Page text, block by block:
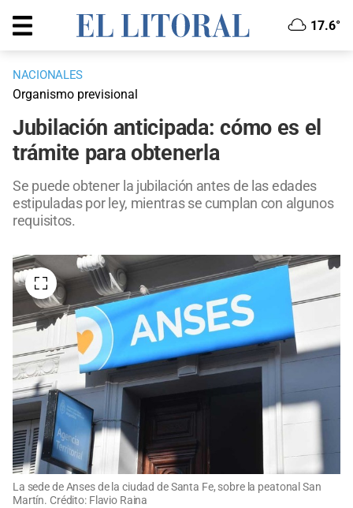
17.6°
NACIONALES
Organismo previsional
Jubilación anticipada: cómo es el
trámite para obtenerla
Se puede obtener la jubilación antes de las edades
estipuladas por ley, mientras se cumplan con algunos
requisitos.
La sede de Anses de la ciudad de Santa Fe, sobre la peatonal San
Martín. Crédito: Flavio Raina